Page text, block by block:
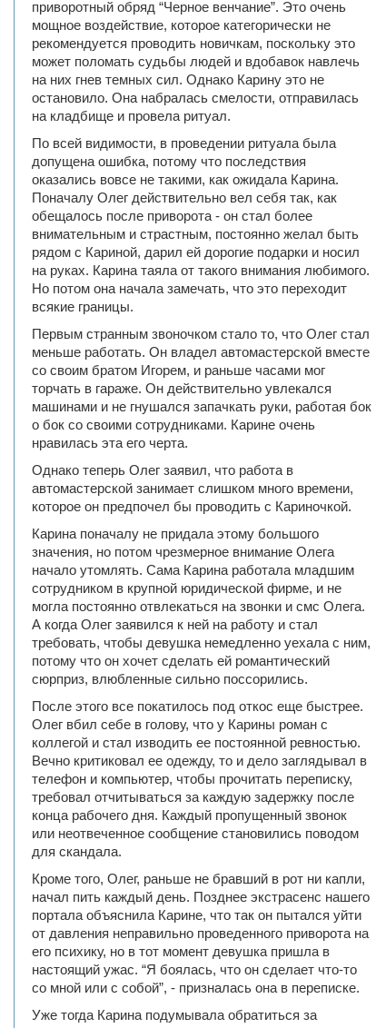
приворотный обряд “Черное венчание”. Это очень
мощное воздействие, которое категорически не
рекомендуется проводить новичкам, поскольку это
может поломать судьбы людей и вдобавок навлечь
на них гнев темных сил. Однако Карину это не
остановило. Она набралась смелости, отправилась
на кладбище и провела ритуал.
По всей видимости, в проведении ритуала была
допущена ошибка, потому что последствия
оказались вовсе не такими, как ожидала Карина.
Поначалу Олег действительно вел себя так, как
обещалось после приворота - он стал более
внимательным и страстным, постоянно желал быть
рядом с Кариной, дарил ей дорогие подарки и носил
на руках. Карина таяла от такого внимания любимого.
Но потом она начала замечать, что это переходит
всякие границы.
Первым странным звоночком стало то, что Олег стал
меньше работать. Он владел автомастерской вместе
со своим братом Игорем, и раньше часами мог
торчать в гараже. Он действительно увлекался
машинами и не гнушался запачкать руки, работая бок
о бок со своими сотрудниками. Карине очень
нравилась эта его черта.
Однако теперь Олег заявил, что работа в
автомастерской занимает слишком много времени,
которое он предпочел бы проводить с Кариночкой.
Карина поначалу не придала этому большого
значения, но потом чрезмерное внимание Олега
начало утомлять. Сама Карина работала младшим
сотрудником в крупной юридической фирме, и не
могла постоянно отвлекаться на звонки и смс Олега.
А когда Олег заявился к ней на работу и стал
требовать, чтобы девушка немедленно уехала с ним,
потому что он хочет сделать ей романтический
сюрприз, влюбленные сильно поссорились.
После этого все покатилось под откос еще быстрее.
Олег вбил себе в голову, что у Карины роман с
коллегой и стал изводить ее постоянной ревностью.
Вечно критиковал ее одежду, то и дело заглядывал в
телефон и компьютер, чтобы прочитать переписку,
требовал отчитываться за каждую задержку после
конца рабочего дня. Каждый пропущенный звонок
или неотвеченное сообщение становились поводом
для скандала.
Кроме того, Олег, раньше не бравший в рот ни капли,
начал пить каждый день. Позднее экстрасенс нашего
портала объяснила Карине, что так он пытался уйти
от давления неправильно проведенного приворота на
его психику, но в тот момент девушка пришла в
настоящий ужас. “Я боялась, что он сделает что-то
со мной или с собой”, - призналась она в переписке.
Уже тогда Карина подумывала обратиться за